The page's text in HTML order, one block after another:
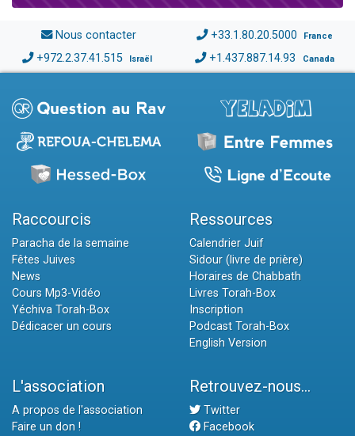
Nous contacter +33.1.80.20.5000 France
+972.2.37.41.515 Israël +1.437.887.14.93 Canada
Raccourcis
Paracha de la semaine
Fêtes Juives
News
Cours Mp3-Vidéo
Yéchiva Torah-Box
Dédicacer un cours
Ressources
Calendrier Juif
Sidour (livre de prière)
Horaires de Chabbath
Livres Torah-Box
Inscription
Podcast Torah-Box
English Version
L'association
A propos de l'association
Faire un don !
Retrouvez-nous...
Twitter
Facebook